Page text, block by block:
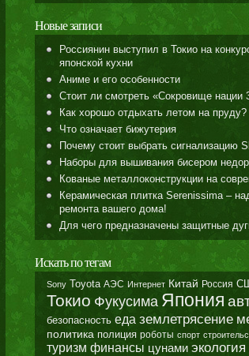
Новые записи
Россиянин выступил в Токио на
японской кухни
Аниме и его особенности
Стоит ли смотреть «Сокровище нации
Как хорошо отдыхать летом на пруду?
Что означает бижутерия
Почему стоит выбрать сигнализацию
Наборы для вышивания бисером
Кованые металлоконструкции на
Керамическая плитка Serenissima –
ремонта вашего дома!
Для чего предназначены защитные
Искать по тегам
Sony Toyota АЭС Интернет Китай Россия
Токио Фукусима Япония
безопасность еда землетрясение
политика полиция роботы спорт
туризм финансы цунами экология